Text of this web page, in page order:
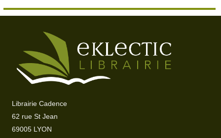
Librairie Cadence
62 rue St Jean
69005 LYON